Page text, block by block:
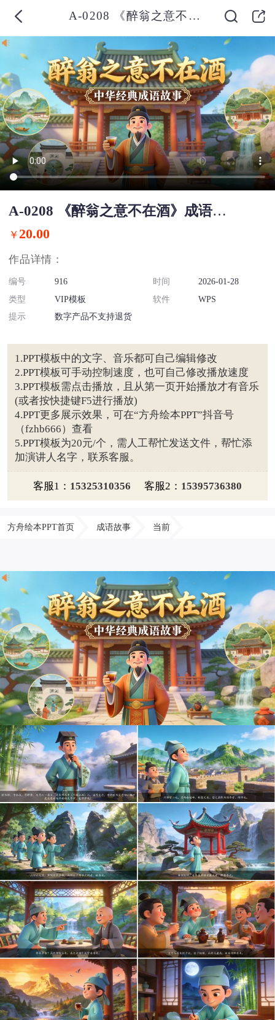
A-0208 《醉翁之意不在酒》成语故事PPT模板
A-0208 《醉翁之意不在酒》成语故事PPT模板
￥ 20.00
作品详情：
编号 916 时间
2026-01-28
类型
VIP模板 软件
WPS
提示
数字产品不支持退货
1.PPT模板中的文字、音乐都可自己编辑修改
2.PPT模板可手动控制速度，也可自己修改播放速度
3.PPT模板需点击播放，且从第一页开始播放才有音乐
(或者按快捷键F5进行播放)
4.PPT更多展示效果，可在“方舟绘本PPT”抖音号
（fzhb666）查看
5.PPT模板为20元/个，需人工帮忙发送文件，帮忙添
加演讲人名字，联系客服。
客服1： 15325310356 客服2： 15395736380
方舟绘本PPT首页 成语故事 当前